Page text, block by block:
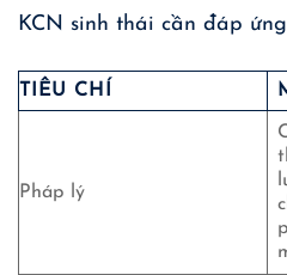
KCN sinh thái cần đáp
TIÊU CHÍ
Pháp lý